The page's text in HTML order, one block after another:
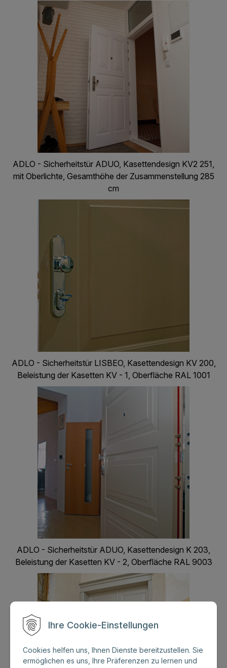
Ihre Cookie-Einstellungen
Cookies helfen uns, Ihnen Dienste bereitzustellen. Sie
ermöglichen es uns, Ihre Präferenzen zu lernen und
ADLO - Sicherheitstür ADUO, Kasettendesign KV2 251,
mit Oberlichte, Gesamthöhe der Zusammenstellung 285
cm
ADLO - Sicherheitstür LISBEO, Kasettendesign KV 200,
Beleistung der Kasetten KV - 1, Oberfläche RAL 1001
ADLO - Sicherheitstür ADUO, Kasettendesign K 203,
Beleistung der Kasetten KV - 2, Oberfläche RAL 9003